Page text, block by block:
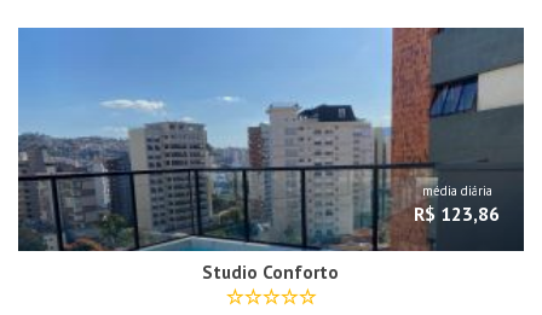
média diária
R$ 123,86
Studio Conforto